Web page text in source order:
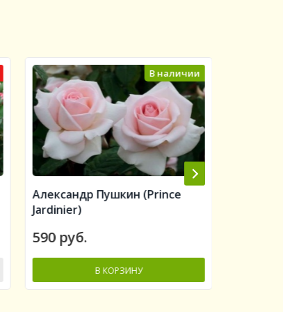
В наличии
Александр Пушкин (Prince
Jardinier)
590 руб.
В КОРЗИНУ